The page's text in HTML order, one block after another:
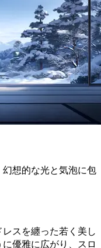
想的な光と気泡に包
スを纏った若く美し
優雅に広がり、スロ